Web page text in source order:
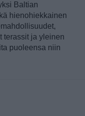
Baltian
hienohiekkainen
terassit ja yleinen
puoleensa niin